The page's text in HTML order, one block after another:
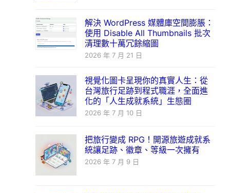
解決 WordPress 媒體庫空間膨脹：
使用 Disable All Thumbnails 批次
清理數十萬冗餘縮圖
2026 年 7 月 21 日
視覺化圖卡呈現你的真實人生：從
台灣旅行足跡到程式職涯，全面進
化的「人生成就系統」生態圈
2026 年 7 月 10 日
把旅行變成 RPG！開源旅遊成就系
統讓足跡、徽章、等級一次擁有
2026 年 7 月 9 日